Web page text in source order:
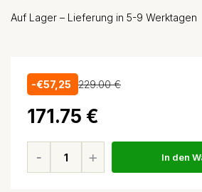
Auf Lager – Lieferung in 5-9 Werktagen
-€57,25 229.00 €
171.75 €
In den